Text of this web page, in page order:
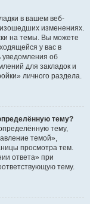
в вашем веб-
изменениях.
на темы. Вы можете
у вас в
уведомления об
для закладок и
личного раздела.
тему?
тему,
темой»,
просмотра тем.
ответа» при
тему.